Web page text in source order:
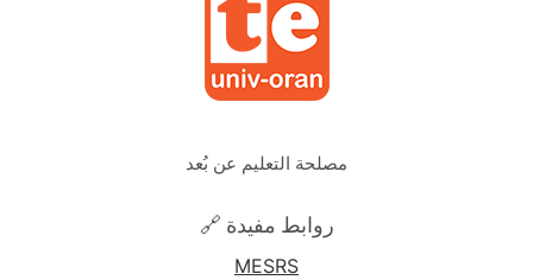
مصلحة التعليم عن بُعد
🔗 روابط مفيدة
MESRS